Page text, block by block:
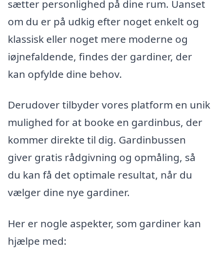
sætter personlighed på dine rum. Uanset
om du er på udkig efter noget enkelt og
klassisk eller noget mere moderne og
iøjnefaldende, findes der gardiner, der
kan opfylde dine behov.
Derudover tilbyder vores platform en unik
mulighed for at booke en gardinbus, der
kommer direkte til dig. Gardinbussen
giver gratis rådgivning og opmåling, så
du kan få det optimale resultat, når du
vælger dine nye gardiner.
Her er nogle aspekter, som gardiner kan
hjælpe med: